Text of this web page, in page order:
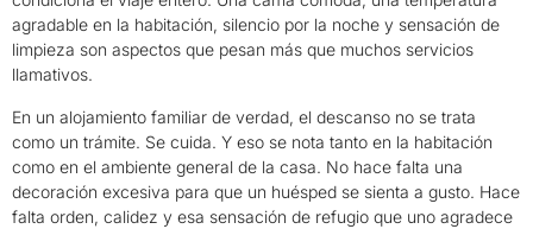
agradable en la habitación, silencio por la noche y sensación de
limpieza son aspectos que pesan más que muchos servicios
llamativos.
En un alojamiento familiar de verdad, el descanso no se trata
como un trámite. Se cuida. Y eso se nota tanto en la habitación
como en el ambiente general de la casa. No hace falta una
decoración excesiva para que un huésped se sienta a gusto. Hace
falta orden, calidez y esa sensación de refugio que uno agradece